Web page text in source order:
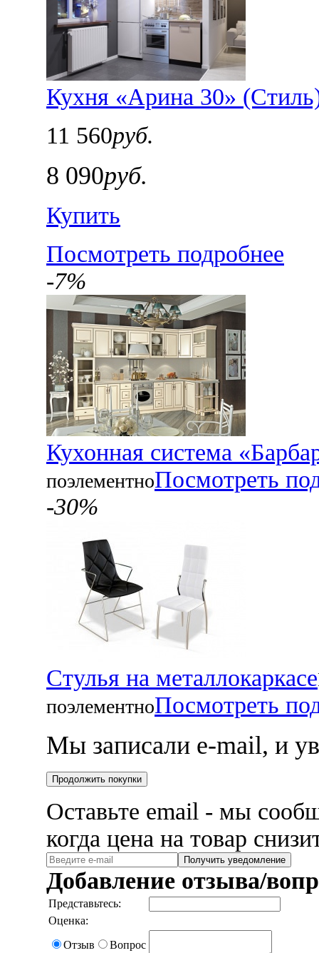
Кухня «Арина 30»
11 560руб.
8 090руб.
Купить
Посмотреть подробнее
-7%
Кухонная система
поэлементноПосмотреть
-30%
Стулья на металлокаркасе
поэлементноПосмотреть
Мы записали e-mail, и
Продолжить покупки
Оставьте email - мы
когда цена на товар
Получить уведомление
Добавление отзыва/
Представьтесь:
Оценка:
Отзыв
Вопрос